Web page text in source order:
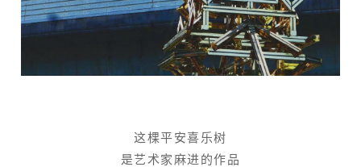
这棵平安喜乐树
是艺术家麻进的作品